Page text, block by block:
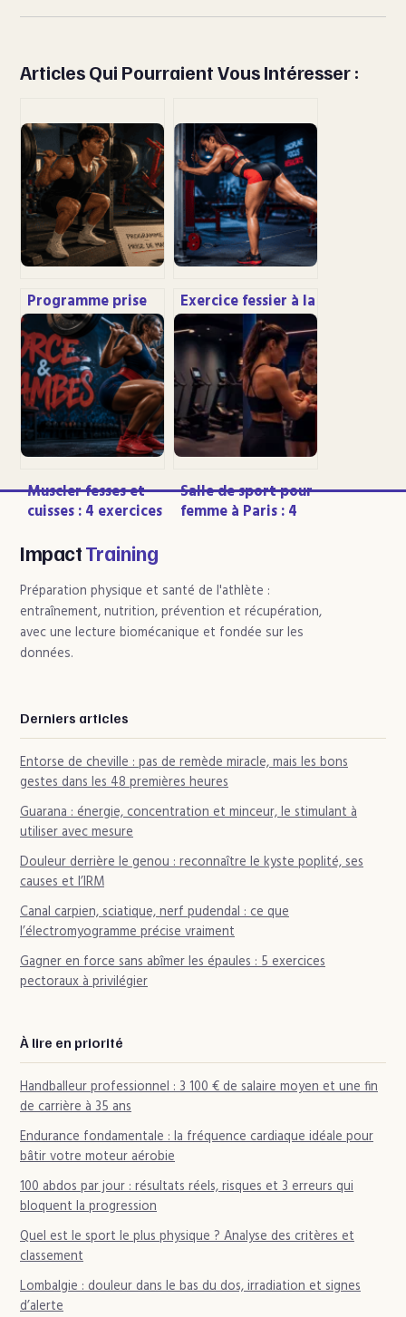
Articles Qui Pourraient Vous Intéresser :
Programme prise
de masse débutant
: 3 séances
hebdomadaires
pour des résultats
concrets
Exercice fessier à la
poulie : 3 variantes
techniques pour un
galbe optimal
Muscler fesses et
cuisses : 4 exercices
clé pour progresser
Salle de sport pour
femme à Paris : 4
ImpactTraining
Préparation physique et santé de l'athlète :
entraînement, nutrition, prévention et récupération,
avec une lecture biomécanique et fondée sur les
données.
Derniers articles
Entorse de cheville : pas de remède miracle, mais les bons
gestes dans les 48 premières heures
Guarana : énergie, concentration et minceur, le stimulant à
utiliser avec mesure
Douleur derrière le genou : reconnaître le kyste poplité, ses
causes et l’IRM
Canal carpien, sciatique, nerf pudendal : ce que
l’électromyogramme précise vraiment
Gagner en force sans abîmer les épaules : 5 exercices
pectoraux à privilégier
À lire en priorité
Handballeur professionnel : 3 100 € de salaire moyen et une fin
de carrière à 35 ans
Endurance fondamentale : la fréquence cardiaque idéale pour
bâtir votre moteur aérobie
100 abdos par jour : résultats réels, risques et 3 erreurs qui
bloquent la progression
Quel est le sport le plus physique ? Analyse des critères et
classement
Lombalgie : douleur dans le bas du dos, irradiation et signes
d’alerte